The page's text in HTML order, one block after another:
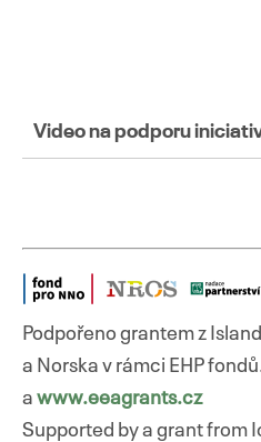
Video na podporu
Podpořeno grantem z
a Norska v rámci EHP
a www.eeagrants.cz
Supported by a grant from